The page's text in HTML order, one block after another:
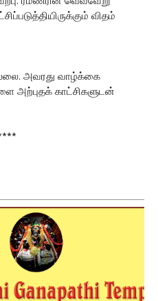
விதம்
அவரது வாழ்க்கை
அற்புதக் காட்சிகளுடன்